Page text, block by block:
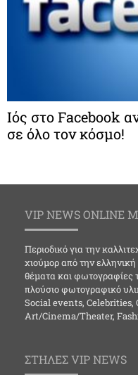
Ιός στο Facebook
σε όλο τον κόσμο!
VIP NEWS ONLINE
Περιοδικό για την
χιούμορ από την
θέματα και
πλούσιο φωτογραφικό
Social events, Celebrities,
Art/Cinema/Theater,
ΣΤΗΛΕΣ VIP NEWS